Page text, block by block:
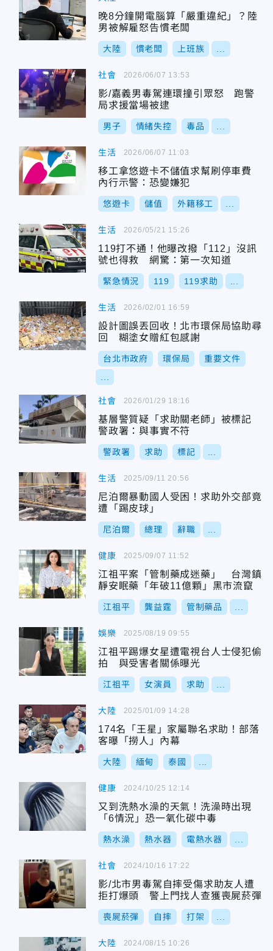
晚8分鐘開電腦算「嚴重違紀」？陸
男被解雇怒告慣老闆
大陸 慣老闆 上班族
社會
影/嘉義男毒駕連環撞引眾怒 跑警
局求援當場被逮
男子 情緒失控 毒品
2026/06/07 13:53
生活
移工拿悠遊卡不儲值求幫刷停車費
內行示警：恐變嫌犯
悠遊卡 儲值 外籍移工
2026/06/07 11:03
生活
119打不通！他曝改撥「112」沒訊
號也得救 網驚：第一次知道
緊急情況 119 119求助
2026/05/21 15:26
生活
設計圖誤丟回收！北市環保局協助尋
回 糊塗女贈紅包感謝
台北市政府 環保局 重要文件
2026/02/01 16:59
社會
基層警質疑「求助關老師」被標記
警政署：與事實不符
警政署 求助 標記
2026/01/29 18:16
生活
尼泊爾暴動國人受困！求助外交部竟
遭「踢皮球」
尼泊爾 總理 辭職
2025/09/11 20:56
健康
江祖平案「管制藥成迷藥」 台灣鎮
靜安眠藥「年破11億顆」黑市流竄
江祖平 龔益霆 管制藥品
2025/09/07 11:52
娛樂
江祖平踢爆女星遭電視台人士侵犯偷
拍 與受害者關係曝光
江祖平 女演員 求助
2025/08/19 09:55
大陸
174名「王星」家屬聯名求助！部落
客曝「撈人」內幕
大陸 緬甸 泰國
2025/01/09 14:28
健康
又到洗熱水澡的天氣！洗澡時出現
「6情況」恐一氧化碳中毒
熱水澡 熱水器 電熱水器
2024/10/25 12:14
社會
影/北市男毒駕自摔受傷求助友人遭
拒打爆頭 警上門找人查獲喪屍菸彈
喪屍菸彈 自摔 打架
2024/10/16 17:22
大陸 2024/08/15 10:26